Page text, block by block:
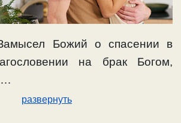
Божий о спасении в
на брак Богом,
…
развернуть